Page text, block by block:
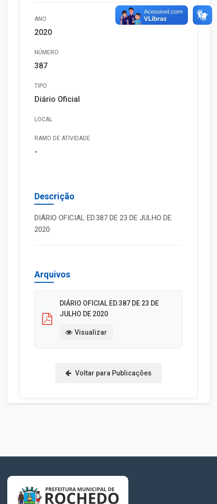
ANO
2020
NÚMERO
387
TIPO
Diário Oficial
LOCAL
RAMO DE ATIVIDADE
-
Descrição
DIÁRIO OFICIAL ED.387 DE 23 DE JULHO DE
2020
Arquivos
DIÁRIO OFICIAL ED.387 DE 23 DE
JULHO DE 2020
Visualizar
Voltar para Publicações